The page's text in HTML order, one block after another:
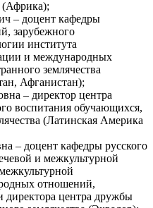
(Африка);
– доцент кафедры
зарубежного
института
и международных
землячества
Афганистан);
– директор центра
воспитания обучающихся,
(Латинская Америка
– доцент кафедры русского
и межкультурной
отношений,
центра дружбы